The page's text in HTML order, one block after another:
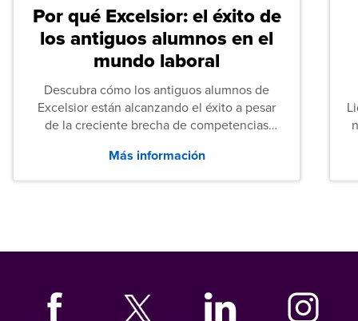
Por qué Excelsior: el éxito de
los antiguos alumnos en el
mundo laboral
Descubra cómo los antiguos alumnos de
Excelsior están alcanzando el éxito a pesar
de la creciente brecha de competencias
tanto las empresas como los recién
graduados en todo Estados Unidos.
Más información